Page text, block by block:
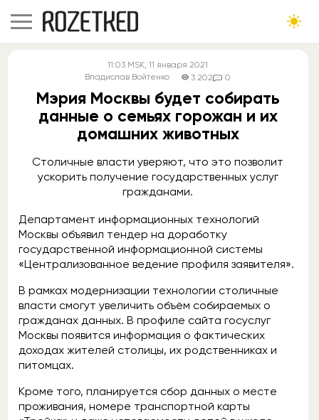
11:03 MSK, 11 января 2021
Владислав Войтенко
3 202 0
Мэрия Москвы будет собирать
данные о семьях горожан и их
домашних животных
Столичные власти уверяют, что это позволит
ускорить получение государственных услуг
гражданами.
Департамент информационных технологий
Москвы объявил тендер на доработку
государственной информационной системы
«Централизованное ведение профиля заявителя».
В рамках модернизации технологии столичные
власти смогут увеличить объём собираемых о
гражданах данных. В профиле сайта госуслуг
Москвы появится информация о фактических
доходах жителей столицы, их родственниках и
питомцах.
Кроме того, планируется сбор данных о месте
проживания, номере транспортной карты